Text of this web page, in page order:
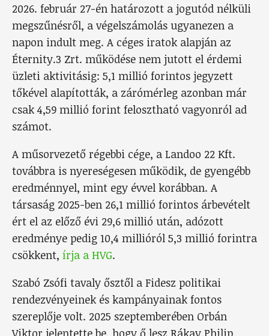
2026. február 27-én határozott a jogutód nélküli
megszűnésről, a végelszámolás ugyanezen a
napon indult meg. A céges iratok alapján az
Éternity.3 Zrt. működése nem jutott el érdemi
üzleti aktivitásig: 5,1 millió forintos jegyzett
tőkével alapították, a zárómérleg azonban már
csak 4,59 millió forint felosztható vagyonról ad
számot.
A műsorvezető régebbi cége, a Landoo 22 Kft.
továbbra is nyereségesen működik, de gyengébb
eredménnyel, mint egy évvel korábban. A
társaság 2025-ben 26,1 millió forintos árbevételt
ért el az előző évi 29,6 millió után, adózott
eredménye pedig 10,4 millióról 5,3 millió forintra
csökkent, írja a HVG.
Szabó Zsófi tavaly ősztől a Fidesz politikai
rendezvényeinek és kampányainak fontos
szereplője volt. 2025 szeptemberében Orbán
Viktor jelentette be, hogy ő lesz Rákay Philip